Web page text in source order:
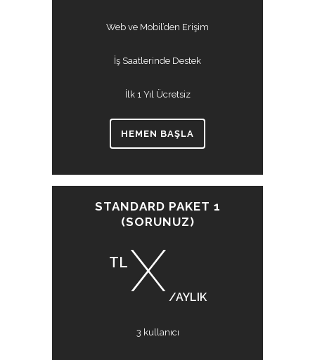
Web ve Mobil’den Erişim
İş Saatlerinde Destek
İlk 1 Yıl Ücretsiz
HEMEN BAŞLA
STANDARD PAKET 1
(SORUNUZ)
TL X /AYLIK
3 kullanıcı